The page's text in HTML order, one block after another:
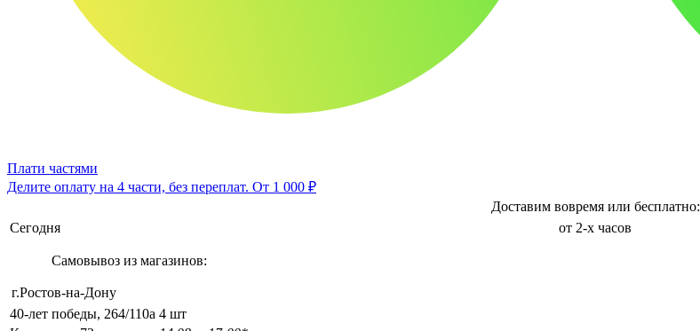
Плати частями
Делите оплату на 4 части, без переплат. От 1 000 ₽
Доставим вовремя или бесплатно:
Сегодня
от 2-х часов
Самовывоз из магазинов:
г.Ростов-на-Дону
40-лет победы, 264/110а 4 шт